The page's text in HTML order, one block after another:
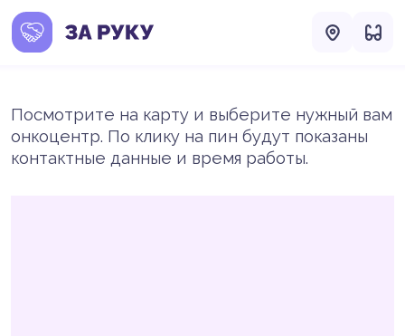
Посмотрите на карту и выберите нужный вам
онкоцентр. По клику на пин будут показаны
контактные данные и время работы.